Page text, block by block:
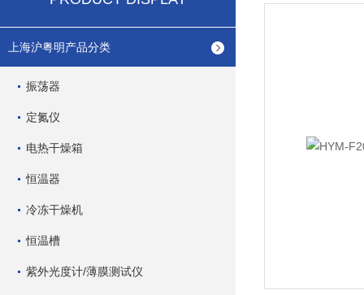
上海沪粤明产品分类
振荡器
定氮仪
电热干燥箱
恒温器
冷冻干燥机
恒温槽
紫外光度计/薄膜测试仪